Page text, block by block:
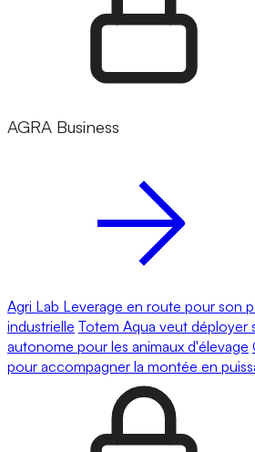
AGRA Business
Agri Lab Leverage en route pour son
industrielle Totem Aqua veut déployer
autonome pour les animaux d'élevage
pour accompagner la montée en